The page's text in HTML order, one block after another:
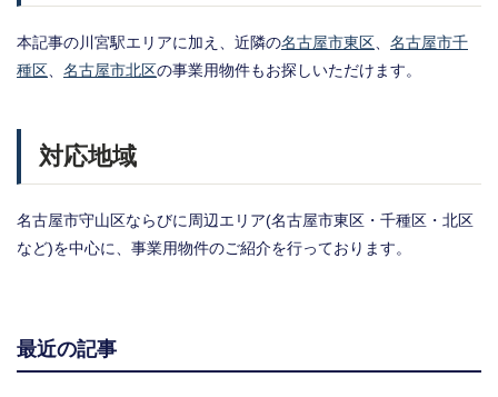
本記事の川宮駅エリアに加え、近隣の名古屋市東区
名古屋市千
種区
名古屋市北区の事業用物件もお探しいただけます。
対応地域
名古屋市守山区ならびに周辺エリア(名古屋市東区・千種区・北区
など)を中心に、事業用物件のご紹介を行っております。
最近の記事